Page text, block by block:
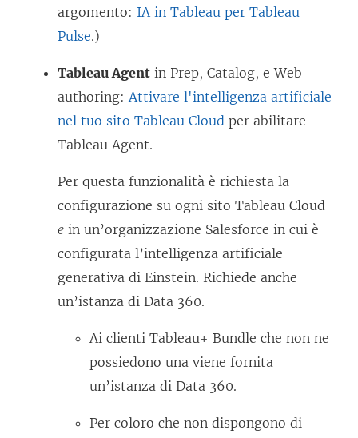
argomento: IA in Tableau per Tableau
Pulse.)
Tableau Agent in Prep, Catalog, e Web
authoring:Attivare l'intelligenza artificiale
nel tuo sito Tableau Cloud per abilitare
Tableau Agent.
Per questa funzionalità è richiesta la
configurazione su ogni sito Tableau Cloud
e in un’organizzazione Salesforce in cui è
configurata l’intelligenza artificiale
generativa di Einstein. Richiede anche
un’istanza di Data 360.
Ai clienti Tableau+ Bundle che non ne
possiedono una viene fornita
un’istanza di Data 360.
Per coloro che non dispongono di